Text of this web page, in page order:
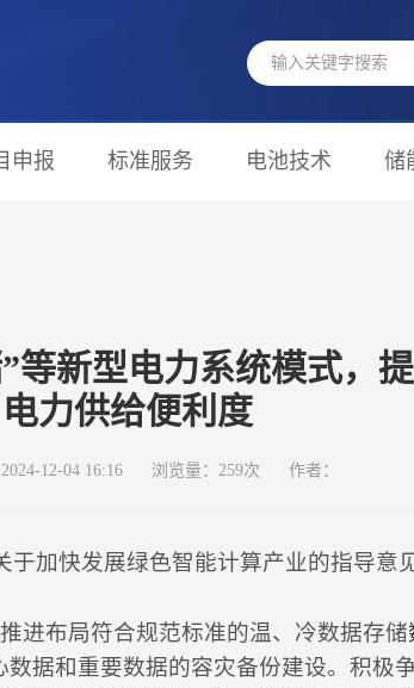
申报 标准服务 电池技术 储
等新型电力系统模式，
电力供给便利度
12-04 16:16 浏览量：259次 作者：
加快发展绿色智能计算产业的指导意见
布局符合规范标准的温、冷数据存储
据和重要数据的容灾备份建设。积极